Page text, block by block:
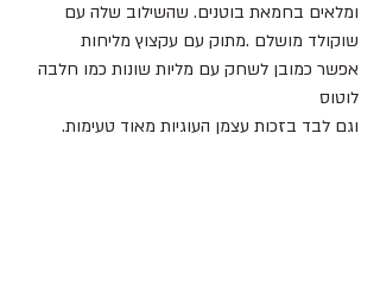
ומלאים בחמאת בוטנים. שהשילוב שלה עם
שוקולד מושלם .מתוק עם עקצוץ מליחות
אפשר כמובן לשחק עם מליות שונות כמו חלבה
לוטוס
וגם לבד בזכות עצמן העוגיות מאוד טעימות.